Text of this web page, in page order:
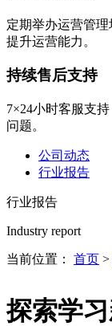
定期举办运营管
提升运营能力。
持续售后支持
7×24小时客服支
问题。
公司动态
行业报告
行业报告
Industry report
当前位置： 首页 >
探索学